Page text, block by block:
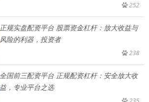
252
正规实盘配资平台 股票资金杠杆：放大收益与
风险的利器，投资者
238
全国前三配资平台 正规配资杠杆：安全放大收
益，专业平台之选